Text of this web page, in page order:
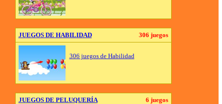
JUEGOS DE HABILIDAD 306 juegos
306 juegos de Habilidad
JUEGOS DE PELUQUERÍA 6 juegos